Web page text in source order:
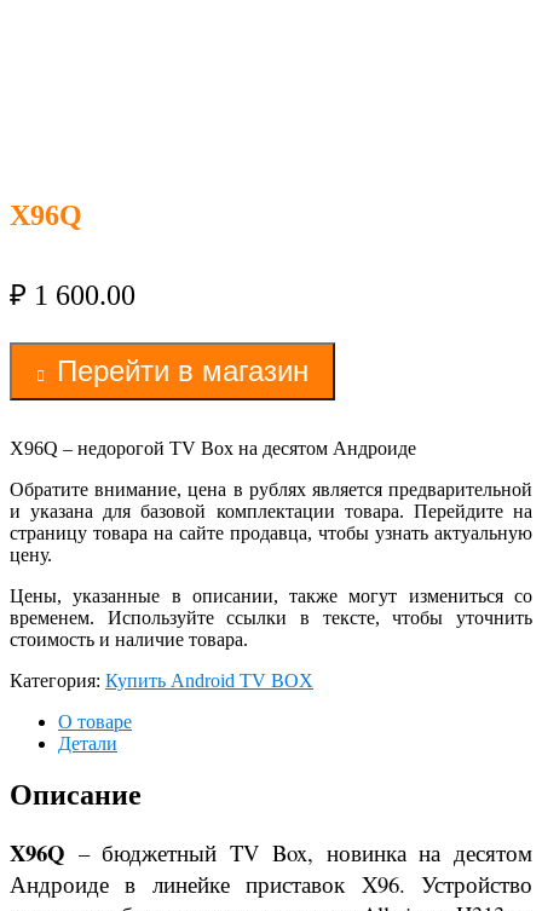
X96Q
₽ 1 600.00
Перейти в магазин
X96Q – недорогой TV Box на десятом Андроиде
Обратите внимание, цена в рублях является предварительной
и указана для базовой комплектации товара. Перейдите на
страницу товара на сайте продавца, чтобы узнать актуальную
цену.
Цены, указанные в описании, также могут измениться со
временем. Используйте ссылки в тексте, чтобы уточнить
стоимость и наличие товара.
Категория: Купить Android TV BOX
О товаре
Детали
Описание
X96Q – бюджетный TV Box, новинка на десятом
Андроиде в линейке приставок X96. Устройство